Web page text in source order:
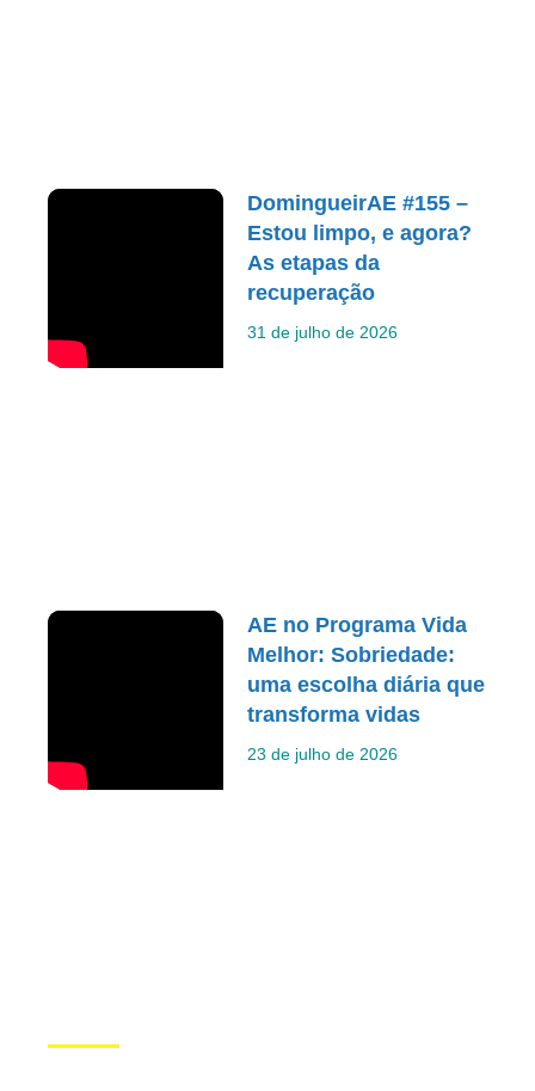
DomingueirAE #155 –
Estou limpo, e agora?
As etapas da
recuperação
31 de julho de 2026
AE no Programa Vida
Melhor: Sobriedade:
uma escolha diária que
transforma vidas
23 de julho de 2026